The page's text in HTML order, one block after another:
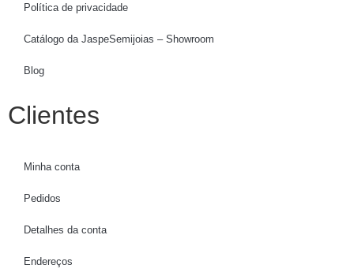
Política de privacidade
Catálogo da JaspeSemijoias – Showroom
Blog
Clientes
Minha conta
Pedidos
Detalhes da conta
Endereços